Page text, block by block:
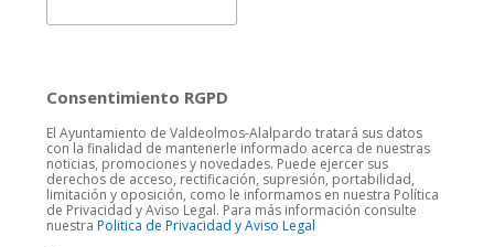
Consentimiento RGPD
El Ayuntamiento de Valdeolmos-Alalpardo tratará sus datos
con la finalidad de mantenerle informado acerca de nuestras
noticias, promociones y novedades. Puede ejercer sus
derechos de acceso, rectificación, supresión, portabilidad,
limitación y oposición, como le informamos en nuestra Política
de Privacidad y Aviso Legal. Para más información consulte
nuestra Politica de Privacidad y Aviso Legal